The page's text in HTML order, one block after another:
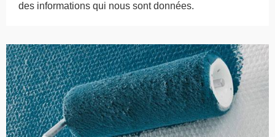
des informations qui nous sont données.